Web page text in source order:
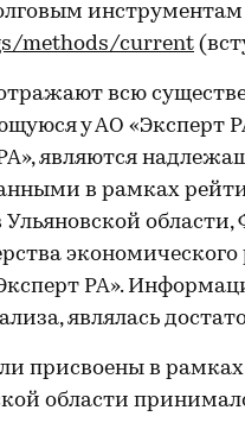
инструментам
methods/current
всю
у АО «Эксперт
являются
в рамках
РА».
являлась
присвоены в рамках
области